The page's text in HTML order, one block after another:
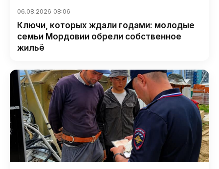
06.08.2026 08:06
Ключи, которых ждали годами: молодые
семьи Мордовии обрели собственное
жильё